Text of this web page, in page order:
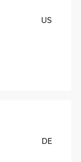
US
DE